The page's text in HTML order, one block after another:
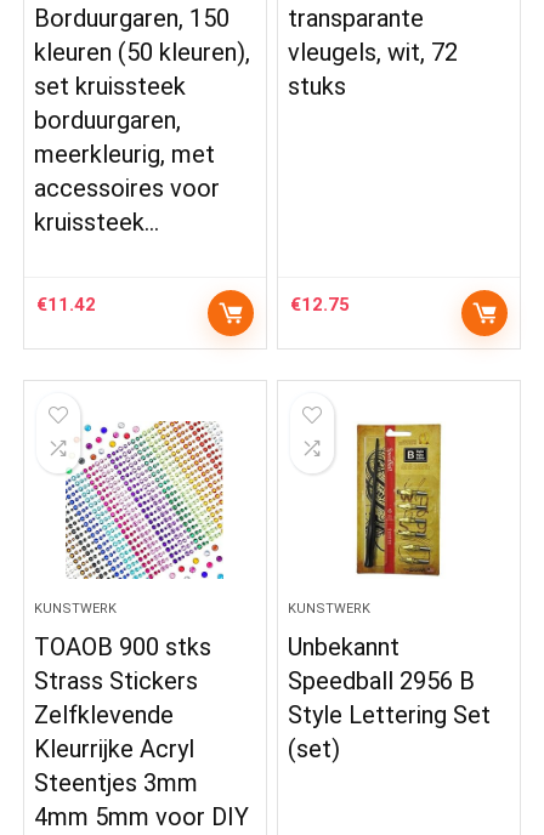
Borduurgaren, 150
kleuren (50 kleuren),
set kruissteek
borduurgaren,
meerkleurig, met
accessoires voor
kruissteek…
€11.42
transparante
vleugels, wit, 72
stuks
€12.75
KUNSTWERK
TOAOB 900 stks
Strass Stickers
Zelfklevende
Kleurrijke Acryl
Steentjes 3mm
4mm 5mm voor DIY
KUNSTWERK
Unbekannt
Speedball 2956 B
Style Lettering Set
(set)